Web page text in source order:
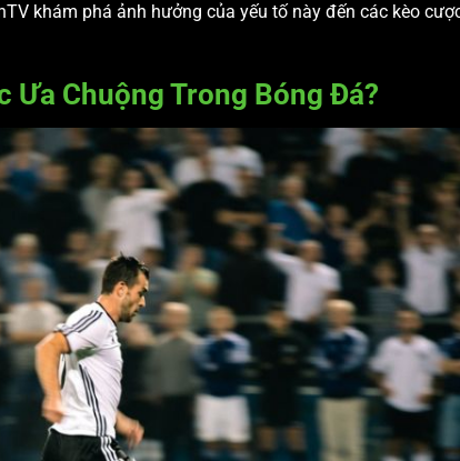
khám phá ảnh hưởng của yếu tố này đến các kèo
Ưa Chuộng Trong Bóng Đá?